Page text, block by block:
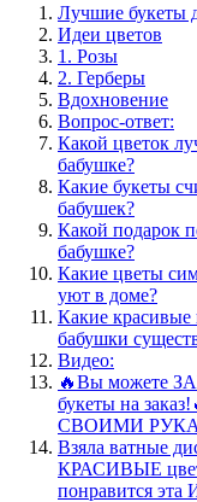
Лучшие букеты
Идеи цветов
1. Розы
2. Герберы
Вдохновение
Вопрос-ответ:
Какой цветок
бабушке?
Какие букеты
бабушек?
Какой подарок
бабушке?
Какие цветы
уют в доме?
Какие красивые
бабушки
Видео:
🔥Вы можете
букеты на
СВОИМИ
Взяла ватные
КРАСИВЫЕ
понравится эта